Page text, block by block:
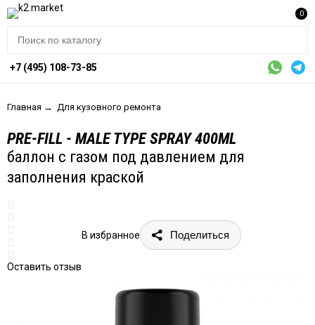
0
+7 (495) 108-73-85
Главная → Для кузовного ремонта
PRE-FILL - MALE TYPE SPRAY 400ML
баллон с газом под давлением для
заполнения краской
Оставить отзыв
В избранное Поделиться